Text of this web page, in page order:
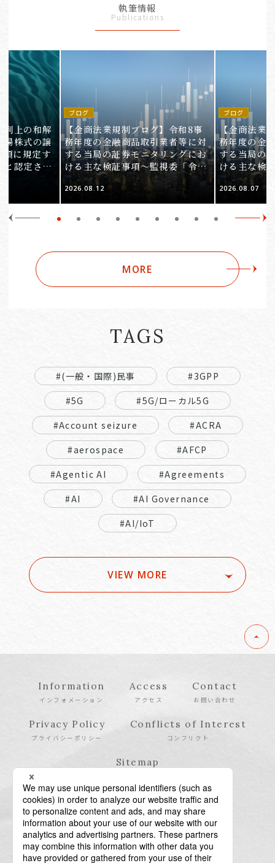
執筆情報
Publications
判上の和解
場株式の譲
に規定す
と認定され
ブログ
【金商法業規制ブログ】令和8事
務年度の金融商品取引業者等に対
する当局の証券モニタリングにお
ける主な検証事項～監視委「令和
8事務年度 証券モニタリング基本
方針」の解説～（第2回）
2026.08.12
ブログ
【金商法業
務年度の金
する当局の
ける主な検
8事務年度
方針」の解
2026.08.07
MORE
TAGS
#(一般・国際)民事
#3GPP
#5G
#5G/ローカル5G
#Account seizure
#ACRA
#aerospace
#AFCP
#Agentic AI
#Agreements
#AI
#AI Governance
#AI/IoT
VIEW MORE
Information
インフォメーション
Access
アクセス
Contact
お問い合わせ
Privacy Policy
プライバシーポリシー
Conflicts of Interest
コンフリクト
Sitemap